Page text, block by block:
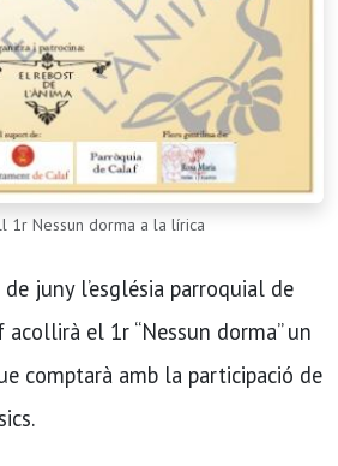
1r Nessun dorma a la lírica
juny l’església parroquial de
acollirà el 1r “Nessun dorma” un
comptarà amb la participació de